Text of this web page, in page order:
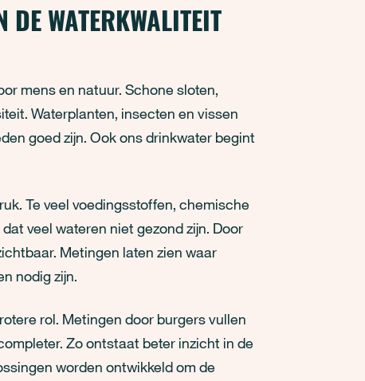
WATERKWALITEIT
mens en natuur. Schone sloten,
Waterplanten, insecten en vissen
goed zijn. Ook ons drinkwater begint
Te veel voedingsstoffen, chemische
veel wateren niet gezond zijn. Door
Metingen laten zien waar
nodig zijn.
rol. Metingen door burgers vullen
Zo ontstaat beter inzicht in de
worden ontwikkeld om de